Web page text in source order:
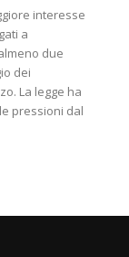
interesse
a
due
dei
La legge ha
pressioni dal